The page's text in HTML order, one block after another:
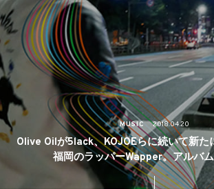
MUSIC 2018.04.20
Olive Oilが5lack、KOJOEらに続いて新た
福岡のラッパーWapper。アルバ